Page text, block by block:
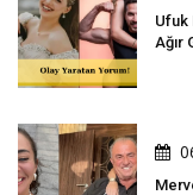
Ufuk
Ağır